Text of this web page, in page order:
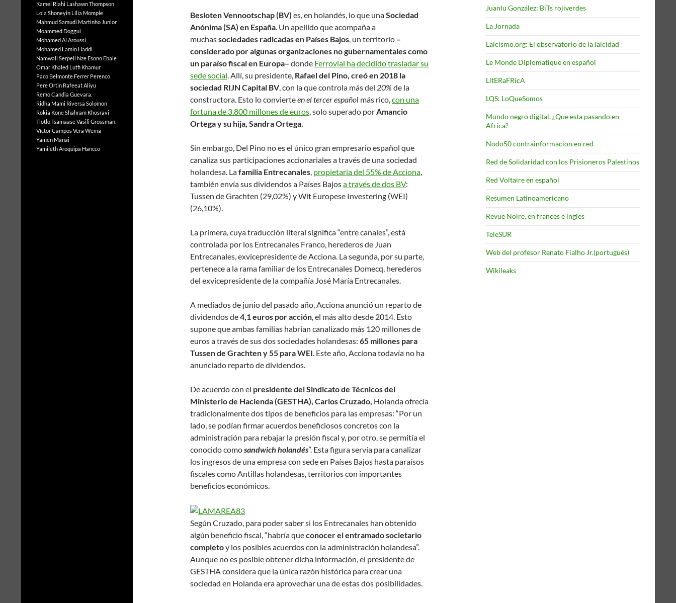
Besloten Vennootschap (BV) es, en holandés, lo que unaSociedad
Anónima (SA) en España. Un apellido que acompaña a
muchassociedades radicadas en Países Bajos, un territorio –
considerado por algunas organizaciones no gubernamentales como
un paraíso fiscal en Europa– donde Ferrovial ha decidido trasladar su
sede social. Allí, su presidente, Rafael del Pino, creó en 2018 la
sociedad RIJN Capital BV, con la que controla más del 20% de la
constructora. Esto lo convierteen el tercer español más rico,con una
fortuna de 3.800 millones de euros, solo superado porAmancio
Ortega y su hija, Sandra Ortega.
Sin embargo, Del Pino no es el único gran empresario español que
canaliza sus participaciones accionariales a través de una sociedad
holandesa. Lafamilia Entrecanales, propietaria del 55% de Acciona,
también envía sus dividendos a Países Bajosa través de dos BV:
Tussen de Grachten (29,02%) y Wit Europese Investering (WEI)
(26,10%).
La primera, cuya traducción literal significa “entre canales”, está
controlada por los Entrecanales Franco, herederos de Juan
Entrecanales, exvicepresidente de Acciona. La segunda, por su parte,
pertenece a la rama familiar de los Entrecanales Domecq, herederos
del exvicepresidente de la compañía José María Entrecanales.
A mediados de junio del pasado año, Acciona anunció un reparto de
dividendos de4,1 euros por acción, el más alto desde 2014. Esto
supone que ambas familias habrían canalizado más 120 millones de
euros a través de sus dos sociedades holandesas: 65 millones para
Tussen de Grachten y 55 para WEI. Este año, Acciona todavía no ha
anunciado reparto de dividendos.
De acuerdo con el presidente del Sindicato de Técnicos del
Ministerio de Hacienda (GESTHA), Carlos Cruzado, Holanda ofrecía
tradicionalmente dos tipos de beneficios para las empresas: “Por un
lado, se podían firmar acuerdos beneficiosos concretos con la
administración para rebajar la presión fiscal y, por otro, se permitía el
conocido comosandwich holandés”. Esta figura servía para canalizar
los ingresos de una empresa con sede en Países Bajos hasta paraísos
fiscales como Antillas holandesas, territorios con importantes
beneficios económicos.
Según Cruzado, para poder saber si los Entrecanales han obtenido
algún beneficio fiscal, “habría queconocer el entramado societario
completoy los posibles acuerdos con la administración holandesa”.
Aunque no es posible obtener dicha información, el presidente de
GESTHA considera que la única razón histórica para crear una
sociedad en Holanda era aprovechar una de estas dos posibilidades.
Juanlu González: BiTs rojiverdes
La Jornada
Laicismo.org: El observatorio de la laicidad
Le Monde Diplomatique en español
LitERaFRicA
LQS: LoQueSomos
Mundo negro digital. ¿Que esta pasando en
Africa?
Nodo50 contrainformacion en red
Red de Solidaridad con los Prisioneros Palestinos
Red Voltaire en español
Resumen Latinoamericano
Revue Noire, en frances e ingles
TeleSUR
Web del profesor Renato Fialho Jr.(portugués)
Wikileaks
Kamel Riahi Lashawn Thompson
Lola Shoneyin Lília Momple
Mahmud Samudi Martinho Junior
Moammed Doggui
Mohamed Al Aroussi
Mohamed Lamin Haddi
Namwall Serpell Nze Esono Ebale
Omar Khaled Lutfi Khamur
Paco Belmonte Ferrer Perenco
Pere Ortin Rafeeat Aliyu
Remo Candia Guevara.
Ridha Mami Riversa Solomon
Rokia KoneShahram Khosravi
Tlotlo TsamaaseVasili Grossman:
Víctor Campos Vera Wema
Yamen Manai
Yamileth Aroquipa Hancco